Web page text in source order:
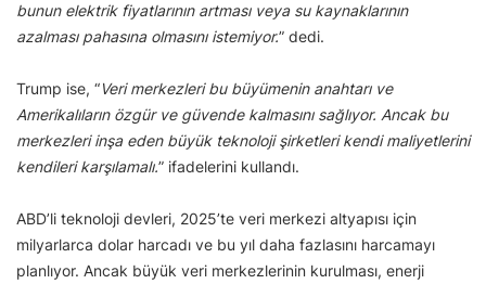
bunun elektrik fiyatlarının artması veya su kaynaklarının
azalması pahasına olmasını istemiyor.” dedi.
Trump ise, “Veri merkezleri bu büyümenin anahtarı ve
Amerikalıların özgür ve güvende kalmasını sağlıyor. Ancak bu
merkezleri inşa eden büyük teknoloji şirketleri kendi maliyetlerini
kendileri karşılamalı.” ifadelerini kullandı.
ABD’li teknoloji devleri, 2025’te veri merkezi altyapısı için
milyarlarca dolar harcadı ve bu yıl daha fazlasını harcamayı
planlıyor. Ancak büyük veri merkezlerinin kurulması, enerji